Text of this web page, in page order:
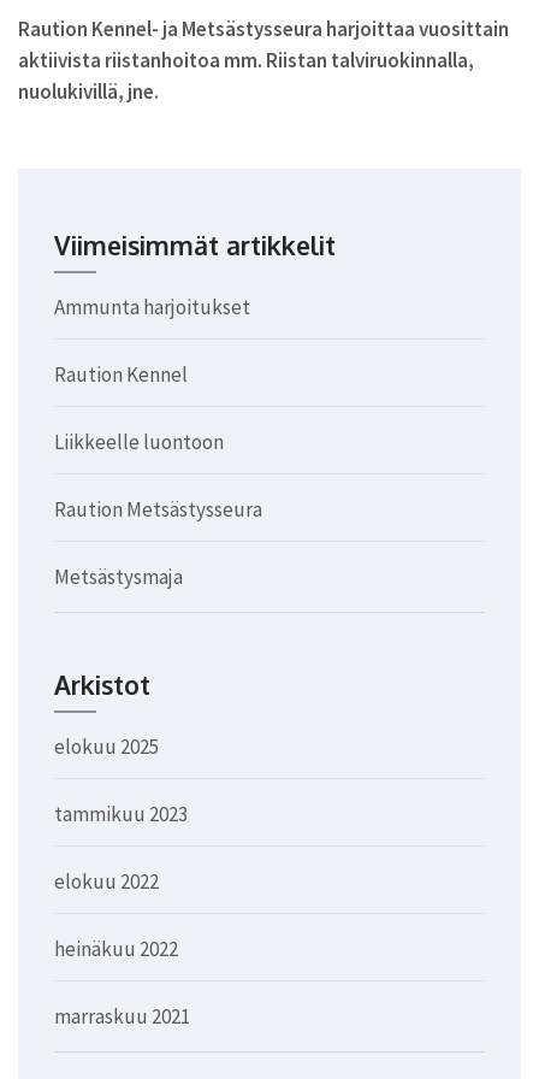
Raution Kennel- ja Metsästysseura harjoittaa vuosittain
aktiivista riistanhoitoa mm. Riistan talviruokinnalla,
nuolukivillä, jne.
Viimeisimmät artikkelit
Ammunta harjoitukset
Raution Kennel
Liikkeelle luontoon
Raution Metsästysseura
Metsästysmaja
Arkistot
elokuu 2025
tammikuu 2023
elokuu 2022
heinäkuu 2022
marraskuu 2021